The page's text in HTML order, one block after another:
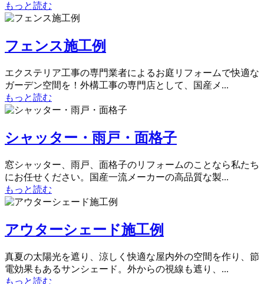
もっと読む
フェンス施工例
エクステリア工事の専門業者によるお庭リフォームで快適な
ガーデン空間を！外構工事の専門店として、国産メ...
もっと読む
シャッター・雨戸・面格子
窓シャッター、雨戸、面格子のリフォームのことなら私たち
にお任せください。国産一流メーカーの高品質な製...
もっと読む
アウターシェード施工例
真夏の太陽光を遮り、涼しく快適な屋内外の空間を作り、節
電効果もあるサンシェード。外からの視線も遮り、...
もっと読む